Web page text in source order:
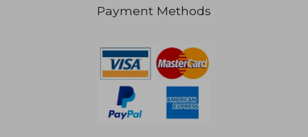
R 553
Payment Methods